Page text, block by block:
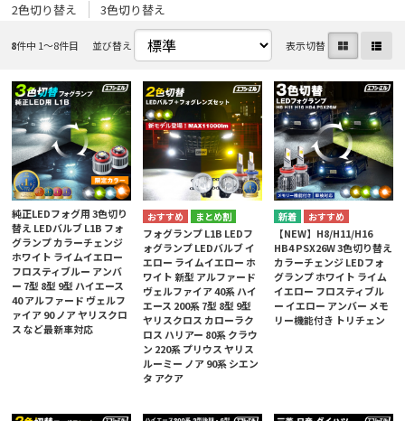
2色切り替え 3色切り替え
8件中 1〜8件目 並び替え 表示切替
純正LEDフォグ用 3色切り
替え LEDバルブ L1B フォ
グランプ カラーチェンジ
ホワイト ライムイエロー
フロスティブルー アンバ
ー 7型 8型 9型 ハイエース
40 アルファード ヴェルフ
ァイア 90 ノア ヤリスクロ
ス など最新車対応
まとめ割
フォグランプ L1B LEDフ
ォグランプ LEDバルブ イ
エロー ライムイエロー ホ
ワイト 新型 アルファード
ヴェルファイア 40系 ハイ
エース 200系 7型 8型 9型
ヤリスクロス カローラク
ロス ハリアー 80系 クラウ
ン 220系 プリウス ヤリス
ルーミー ノア 90系 シエン
タ アクア
【NEW】H8/H11/H16
HB4 PSX26W 3色切り替え
カラーチェンジ LEDフォ
グランプ ホワイト ライム
イエロー フロスティブル
ー イエロー アンバー メモ
リー機能付き トリチェン